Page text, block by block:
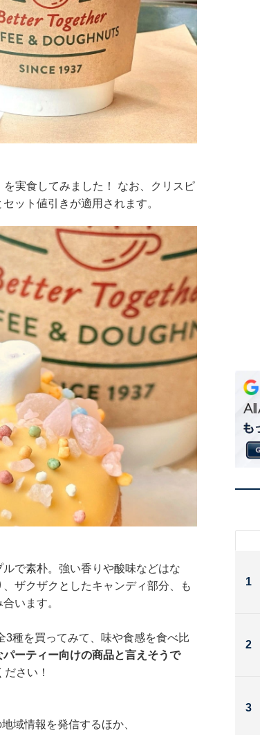
実食してみました！ なお、クリスピ
ット値引きが適用されます。
で素朴。強い香りや酸味などはな
ザクザクとしたキャンディ部分、も
います。
種を買ってみて、味や食感を食べ比
ーティー向けの商品と言えそうで
さい！
域情報を発信するほか、
1
2
3